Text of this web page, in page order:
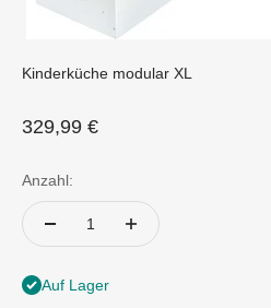
Kinderküche modular XL
Angebot
329,99 €
Anzahl:
Auf Lager